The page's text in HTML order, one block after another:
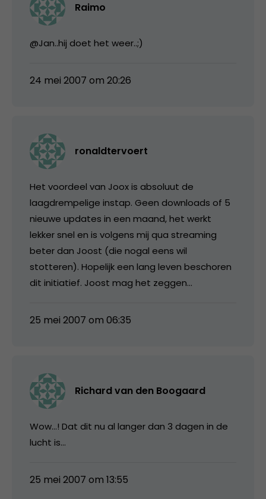
Raimo
@Jan..hij doet het weer..;)
24 mei 2007 om 20:26
ronaldtervoert
Het voordeel van Joox is absoluut de
laagdrempelige instap. Geen downloads of 5
nieuwe updates in een maand, het werkt
lekker snel en is volgens mij qua streaming
beter dan Joost (die nogal eens wil
stotteren). Hopelijk een lang leven beschoren
dit initiatief. Joost mag het zeggen…
25 mei 2007 om 06:35
Richard van den Boogaard
Wow…! Dat dit nu al langer dan 3 dagen in de
lucht is…
25 mei 2007 om 13:55